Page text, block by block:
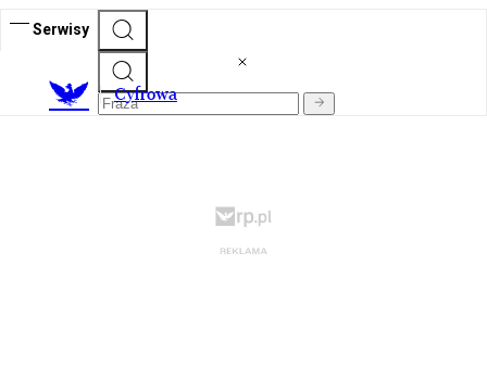
Serwisy
Cyfrowa